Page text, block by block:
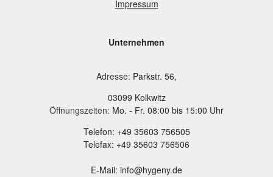
Impressum
Unternehmen
Adresse: Parkstr. 56,
03099 Kolkwitz
Öffnungszeiten: Mo. - Fr. 08:00 bis 15:00 Uhr
Telefon: +49 35603 756505
Telefax: +49 35603 756506
E-Mail: info@hygeny.de